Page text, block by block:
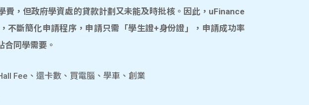
費，但政府學資處的貸款計劃又未能及時批核。因此，uFinance
不斷簡化申請程序，申請只需「學生證+身份證」，申請成功率
合同學需要。
Fee、還卡數、買電腦、學車、創業